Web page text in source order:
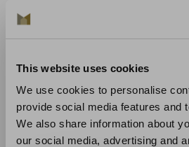
This website uses cookies
We use cookies to personalise
provide social media features and
We also share information about
our social media, advertising and